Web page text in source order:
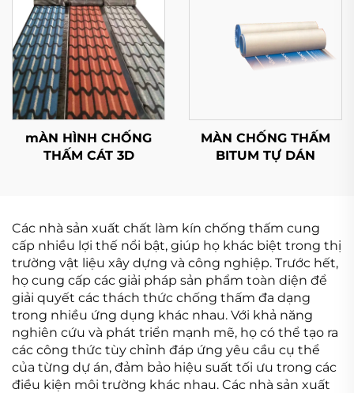
mÀN HÌNH CHỐNG
THẤM CÁT 3D
MÀN CHỐNG THẤM
BITUM TỰ DÁN
Các nhà sản xuất chất làm kín chống thấm cung
cấp nhiều lợi thế nổi bật, giúp họ khác biệt trong thị
trường vật liệu xây dựng và công nghiệp. Trước hết,
họ cung cấp các giải pháp sản phẩm toàn diện để
giải quyết các thách thức chống thấm đa dạng
trong nhiều ứng dụng khác nhau. Với khả năng
nghiên cứu và phát triển mạnh mẽ, họ có thể tạo ra
các công thức tùy chỉnh đáp ứng yêu cầu cụ thể
của từng dự án, đảm bảo hiệu suất tối ưu trong các
điều kiện môi trường khác nhau. Các nhà sản xuất